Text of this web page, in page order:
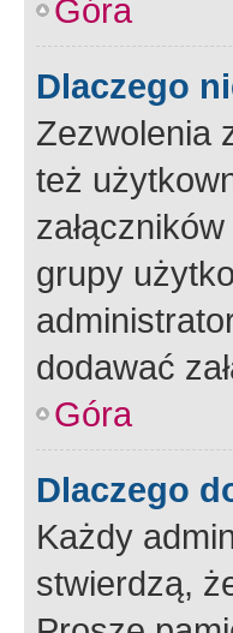
Góra
Dlaczego
Zezwolenia
też
grupy
dodawać
Góra
Dlaczego
Każdy
stwierdzą,